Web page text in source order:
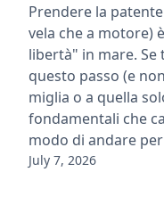
Prendere la
vela che a motore)
libertà" in mare.
questo passo (e
miglia o a quella
fondamentali che
modo di andare
July 7, 2026